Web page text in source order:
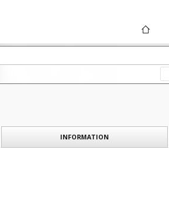
INFORMATION